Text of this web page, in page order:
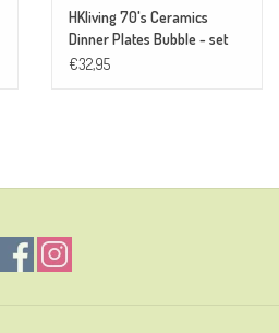
HKliving 70's Ceramics
Dinner Plates Bubble - set
van 2
€32,95